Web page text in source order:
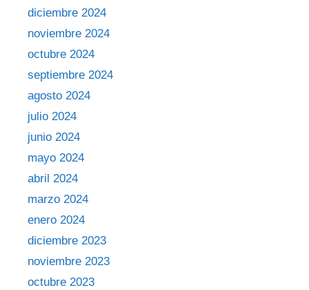
diciembre 2024
noviembre 2024
octubre 2024
septiembre 2024
agosto 2024
julio 2024
junio 2024
mayo 2024
abril 2024
marzo 2024
enero 2024
diciembre 2023
noviembre 2023
octubre 2023